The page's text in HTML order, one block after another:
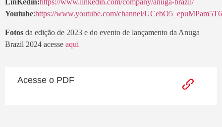
Youtube:https://www.youtube.com/channel/
Fotos da edição de 2023 e do evento de lançamento da Anuga
Brazil 2024 acesse aqui
Acesse o PDF